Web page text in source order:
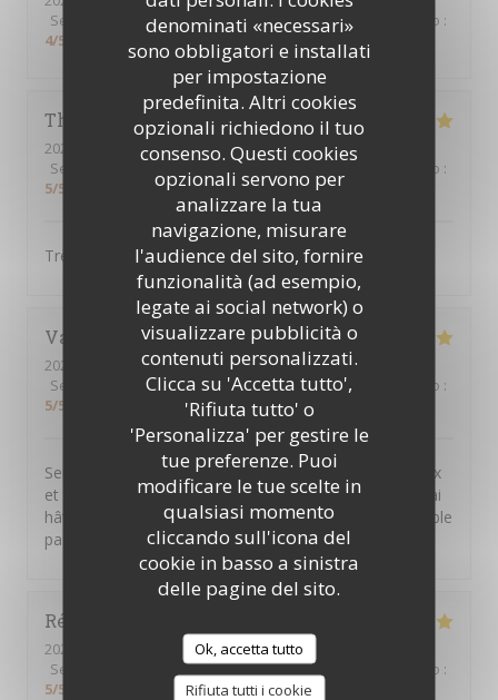
denominati «necessari»
sono obbligatori e installati
per impostazione
predefinita. Altri cookies
opzionali richiedono il tuo
consenso. Questi cookies
opzionali servono per
analizzare la tua
navigazione, misurare
l'audience del sito, fornire
funzionalità (ad esempio,
legate ai social network) o
visualizzare pubblicità o
contenuti personalizzati.
Clicca su 'Accetta tutto',
'Rifiuta tutto' o
'Personalizza' per gestire le
tue preferenze. Puoi
modificare le tue scelte in
qualsiasi momento
cliccando sull'icona del
cookie in basso a sinistra
delle pagine del sito.
Ok, accetta tutto
Rifiuta tutti i cookie
Servizio
Atmosfera:4/5 Cucina:4/5 Qualità / Prezzo :
4/5
Thao
2026-08-04
- 12:15 - Ospiti 7
Servizio
Atmosfera 4/5 Qualità / Prezzo :
5/5
Très bon plat cuisiné, il y en a pour tous les goûts.
Valérie
2026-08-04
- 18:00 - Ospiti 2
Servizio
Atmosfera: 5/5 Cucina :5/5 Qualità / Prezzo :
5/5
Service rapide et personnel très agréable. Plats copieux
et très gouteux. Je recommande sans hésitation ! Et j'ai
hâte d'y retourner... Merci pour ce moment très agréable
passé dans votre restaurant.
Régine
2026-08-05
- 12:30 - Ospiti 7
Servizio
Atmosfera:5/5 Cucina:5/5 Qualità / Prezzo :
5/5